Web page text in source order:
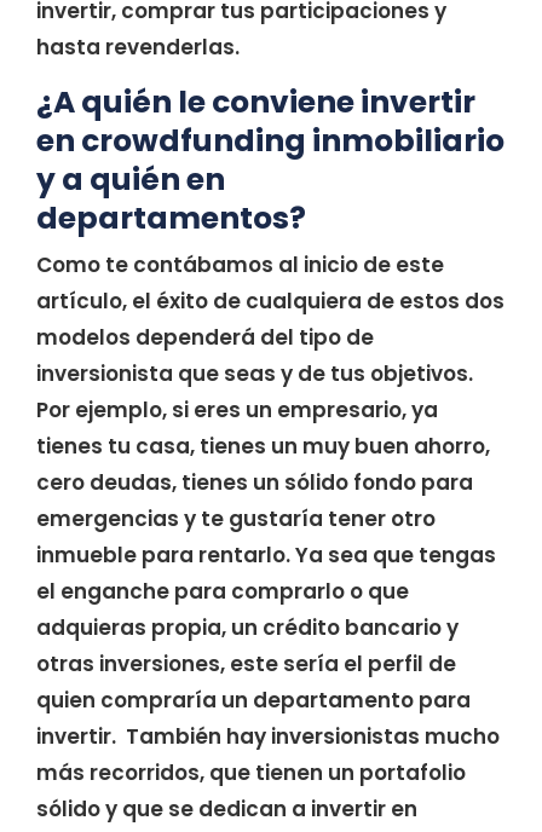
invertir, comprar tus participaciones y
hasta revenderlas.
¿A quién le conviene invertir
en crowdfunding inmobiliario
y a quién en
departamentos?
Como te contábamos al inicio de este
artículo, el éxito de cualquiera de estos dos
modelos dependerá del tipo de
inversionista que seas y de tus objetivos.
Por ejemplo, si eres un empresario, ya
tienes tu casa, tienes un muy buen ahorro,
cero deudas, tienes un sólido fondo para
emergencias y te gustaría tener otro
inmueble para rentarlo. Ya sea que tengas
el enganche para comprarlo o que
adquieras propia, un crédito bancario y
otras inversiones, este sería el perfil de
quien compraría un departamento para
invertir. También hay inversionistas mucho
más recorridos, que tienen un portafolio
sólido y que se dedican a invertir en